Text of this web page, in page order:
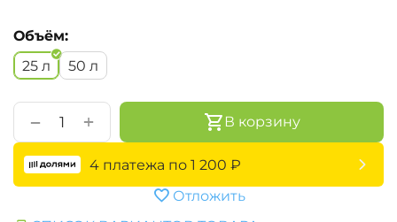
Объём:
25 л
50 л
+
− В корзину
4 платежа по 1 200 ₽
Отложить